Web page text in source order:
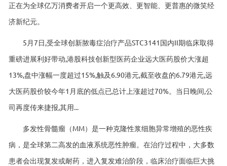
正在为全球亿万消费者开启一个更高效、更智能、更普惠的微笑经
济新纪元。
5月7日,受全球创新脓毒症治疗产品STC3141国内II期临床取得
重磅进展利好带动,港股科技创新型医药企业远大医药股价大涨超
13%,盘中涨幅一度超过15%,触及6.90港元,截至收盘的6.79港元,远
大医药股价较今年1月底的低点已总计上涨超过70%。当日晚间,公
司再度传来捷报,其用...
多发性骨髓瘤（MM）是一种克隆性浆细胞异常增殖的恶性疾
病，是全球第二高发的血液系统恶性肿瘤。在治疗过程中，大多数
患者会出现复发或耐药，进入复发难治阶段，临床治疗面临巨大挑